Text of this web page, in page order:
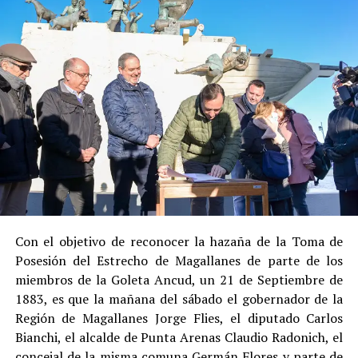
Social de Gendarmería.
Entre las razones que permitieron esta medida, según la
Justicia, se consideraron dosatenuantes:
Sucolaboración sustancial con la investigación,
al admitir los hechos.
Suconducta anterior irreprochable , al no
registrar antecedentes penales previos.
Estas circunstancias jurídicas, sumadas al
procedimiento abreviado, redujeron la posibilidad de un
cumplimiento efectivo en recinto penitenciario.
Indemnización a la víctima y nueva investigación
por ocultamiento de bienes
En el ámbito civil, elJuzgado de Letras de Castrodictó
enseptiembre de 2023una sentencia que obliga a
Con el objetivo de reconocer la hazaña de la Toma de
Posesión del Estrecho de Magallanes de parte de los
miembros de la Goleta Ancud, un 21 de Septiembre de
1883, es que la mañana del sábado el gobernador de la
Región de Magallanes Jorge Flies, el diputado Carlos
Bianchi, el alcalde de Punta Arenas Claudio Radonich, el